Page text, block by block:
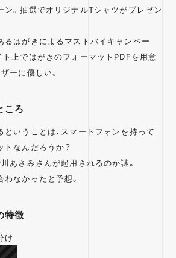
ン。抽選でオリジナルTシャツがプレゼン
るはがきによるマストバイキャンペー
ト上ではがきのフォーマットPDFを用意
ーに優しい。
ころ
いうことは、スマートフォンを持って
なんだろうか？
あさみさんが起用されるのか謎。
なかったと予想。
特徴
け